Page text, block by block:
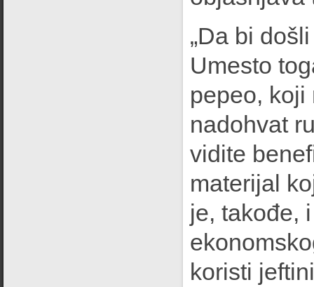
„Da bi
Umesto
pepeo, koji
nadohvat
vidite
materijal
je, takođe,
koristi